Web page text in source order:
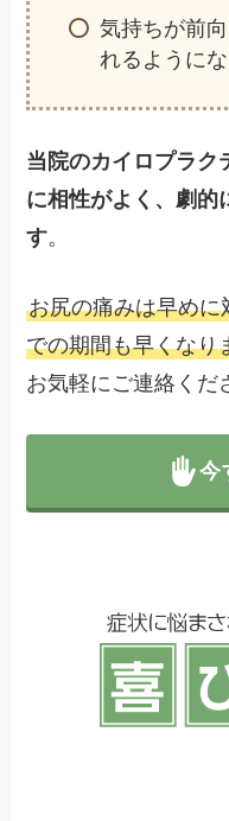
気持ちが前
れるように
当院のカイロプラク
に相性がよく、劇的
す。
お尻の痛みは早め
での期間も早くなり
お気軽にご連絡くだ
今